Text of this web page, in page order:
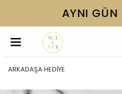
AYNI GÜN
ARKADAŞA HEDİYE